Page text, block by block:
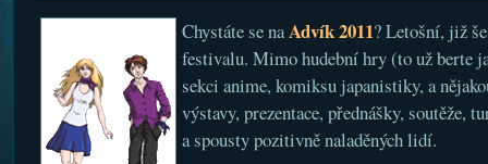
Chystáte se naAdvík 2011? Letošní, již
festivalu. Mimo hudební hry (to už berte
sekci anime, komiksu japanistiky, a
výstavy, prezentace, přednášky, soutěže,
a spousty pozitivně naladěných lidí.